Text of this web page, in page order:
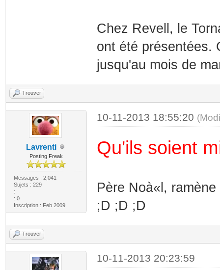
Chez Revell, le
ont été présentées.
jusqu'au mois de
Trouver
Lavrenti
Posting Freak
Messages : 2,041
Sujets : 229
:
: 0
Inscription : Feb 2009
10-11-2013 18:55:20
Qu'ils soient
Père Noà«l,
;D ;D ;D
Trouver
10-11-2013 20:23:59